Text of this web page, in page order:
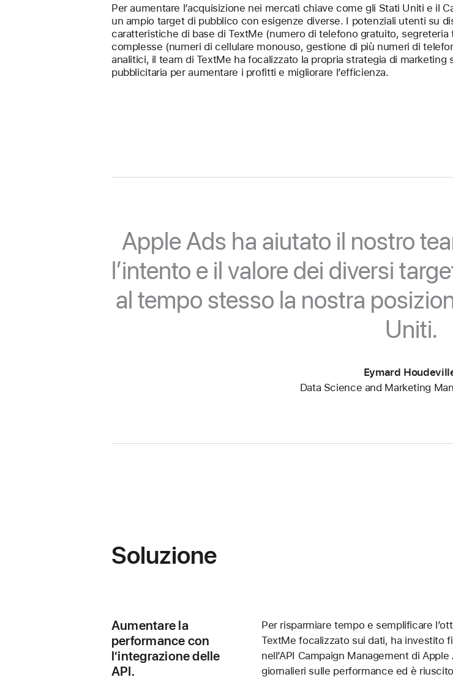
Per aumentare l’acquisizione nei mercati chiave come gli Stati Uniti e il
un ampio target di pubblico con esigenze diverse. I potenziali utenti su
caratteristiche di base di TextMe (numero di telefono gratuito,
complesse (numeri di cellulare monouso, gestione di più numeri di
analitici, il team di TextMe ha focalizzato la propria strategia di marketing
pubblicitaria per aumentare i profitti e migliorare l’efficienza.
Apple Ads ha aiutato il nostro
l’intento e il valore dei diversi
al tempo stesso la nostra
Uniti.
Eymard
Data Science and Marketing
Soluzione
Aumentare la
performance con
l’integrazione delle
API.
Per risparmiare tempo e semplificare
TextMe focalizzato sui dati, ha investito
nell’API Campaign Management di
giornalieri sulle performance ed è